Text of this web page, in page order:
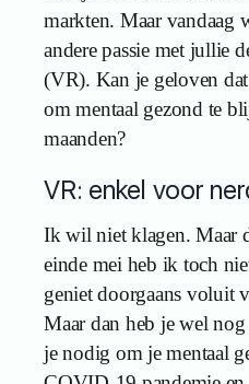
markten. Maar vandaag
andere passie met jullie
(VR). Kan je geloven
om mentaal gezond te
maanden?
VR: enkel voor
Ik wil niet klagen. Maar
einde mei heb ik toch
geniet doorgaans voluit
Maar dan heb je wel
je nodig om je mentaal